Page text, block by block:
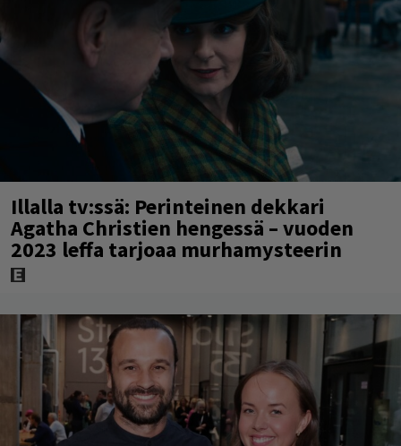
Illalla tv:ssä: Perinteinen dekkari
Agatha Christien hengessä – vuoden
2023 leffa tarjoaa murhamysteerin